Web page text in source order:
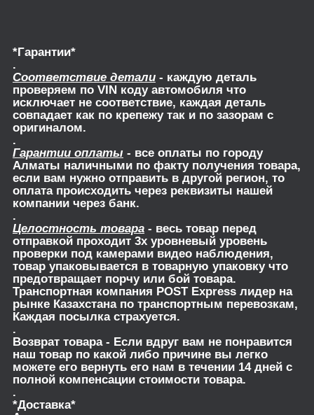
*Гарантии*
.
Соответствие детали - каждую деталь
проверяем по VIN коду автомобиля что
исключает не соответствие, каждая деталь
совпадает как по крепежу так и по зазорам с
оригиналом.
.
Гарантии оплаты - все оплаты по городу
Алматы наличными по факту получения товара,
если вам нужно отправить в другой регион, то
оплата происходить через реквизиты нашей
компании через банк.
.
Целостность товара - весь товар перед
отправкой проходит 3х уровневый уровень
проверки под камерами видео наблюдения,
товар упаковывается в товарную упаковку что
предотвращает порчу или бой товара.
Транспортная компания POST Express лидер на
рынке Казахстана по транспортным перевозкам,
Каждая посылка страхуется.
.
Возврат товара- Если вдруг вам не понравится
наш товар по какой либо причине вы легко
можете его вернуть его нам в течении 14 дней с
полной компенсации стоимости товара.
.
*Доставка*